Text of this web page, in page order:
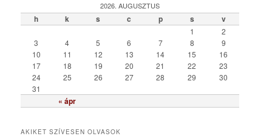
r
2026. AUGUSZTUS
h k s c p s v
« ápr
1
2
3
4 5 6 7 8
9
10
11 12 13 14 15
16
17
18 19 20 21 22
23
24
25 26 27 28 29
30
31
AKIKET SZÍVESEN OLVASOK